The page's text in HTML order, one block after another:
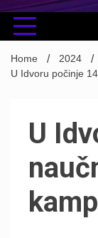
Home 2024
U Idvoru počinje
U
kamp